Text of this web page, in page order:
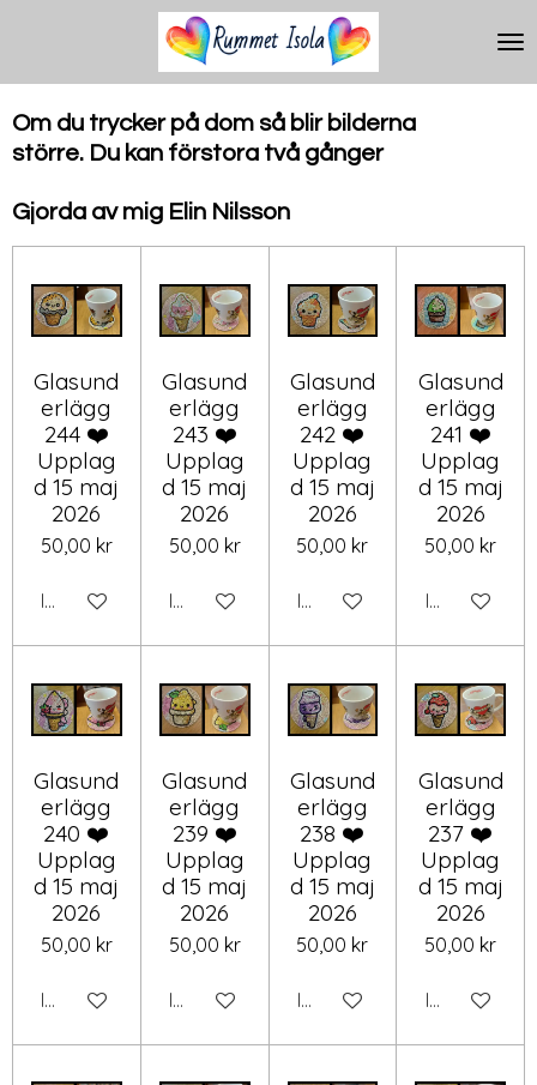
huvudinnehållet
Om du trycker på dom så blir bilderna
större. Du kan förstora två gånger
Gjorda av mig Elin Nilsson
Glasund
erlägg
244 ❤️
Upplag
d 15 maj
2026
50,00 kr
Inaktiverad
Glasund
erlägg
243 ❤️
Upplag
d 15 maj
2026
50,00 kr
Inaktiverad
Glasund
erlägg
242 ❤️
Upplag
d 15 maj
2026
50,00 kr
Inaktiverad
Glasund
erlägg
241 ❤️
Upplag
d 15 maj
2026
50,00 kr
Inaktiverad
Glasund
erlägg
240 ❤️
Upplag
d 15 maj
2026
50,00 kr
Inaktiverad
Glasund
erlägg
239 ❤️
Upplag
d 15 maj
2026
50,00 kr
Inaktiverad
Glasund
erlägg
238 ❤️
Upplag
d 15 maj
2026
50,00 kr
Inaktiverad
Glasund
erlägg
237 ❤️
Upplag
d 15 maj
2026
50,00 kr
Inaktiverad